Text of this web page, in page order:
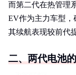
而第二代在热管理
EV作为主力车型，
其续航表现较前代
二、两代电池